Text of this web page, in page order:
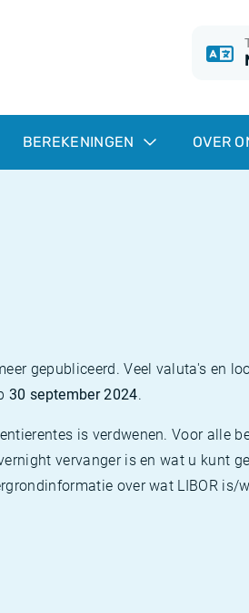
BEREKENINGEN OVER
gepubliceerd. Veel valuta's en
30 september 2024.
is verdwenen. Voor alle
vervanger is en wat u kunt
over wat LIBOR is/